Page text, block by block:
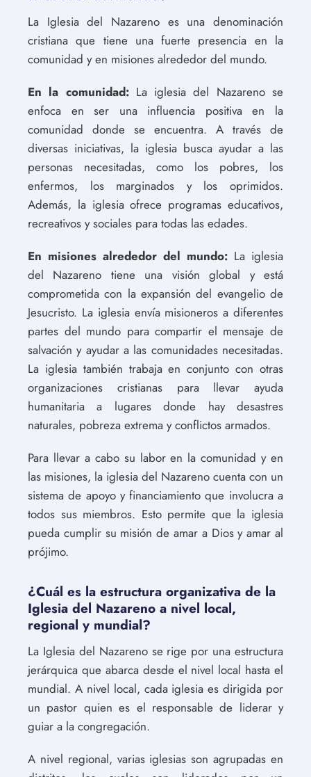
La Iglesia del Nazareno es una denominación
cristiana que tiene una fuerte presencia en la
comunidad y en misiones alrededor del mundo.
En la comunidad:La iglesia del Nazareno se
enfoca en ser una influencia positiva en la
comunidad donde se encuentra. A través de
diversas iniciativas, la iglesia busca ayudar a las
personas necesitadas, como los pobres, los
enfermos, los marginados y los oprimidos.
Además, la iglesia ofrece programas educativos,
recreativos y sociales para todas las edades.
En misiones alrededor del mundo: La iglesia
del Nazareno tiene una visión global y está
comprometida con la expansión del evangelio de
Jesucristo. La iglesia envía misioneros a diferentes
partes del mundo para compartir el mensaje de
salvación y ayudar a las comunidades necesitadas.
La iglesia también trabaja en conjunto con otras
organizaciones cristianas para llevar ayuda
humanitaria a lugares donde hay desastres
naturales, pobreza extrema y conflictos armados.
Para llevar a cabo su labor en la comunidad y en
las misiones, la iglesia del Nazareno cuenta con un
sistema de apoyo y financiamiento que involucra a
todos sus miembros. Esto permite que la iglesia
pueda cumplir su misión de amar a Dios y amar al
prójimo.
¿Cuál es la estructura organizativa de la
Iglesia del Nazareno a nivel local,
regional y mundial?
La Iglesia del Nazareno se rige por una estructura
jerárquica que abarca desde el nivel local hasta el
mundial. A nivel local, cada iglesia es dirigida por
un pastor quien es el responsable de liderar y
guiar a la congregación.
A nivel regional, varias iglesias son agrupadas en